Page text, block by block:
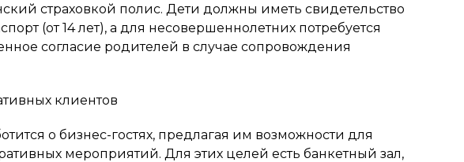
страховкой полис. Дети должны иметь свидетельство
(от 14 лет), а для несовершеннолетних потребуется
согласие родителей в случае сопровождения
клиентов
о бизнес-гостях, предлагая им возможности для
мероприятий. Для этих целей есть банкетный зал,